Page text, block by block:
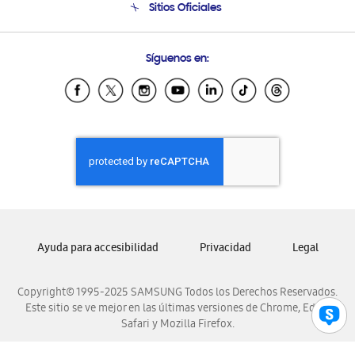
Condiciones de Compra
Soporte vía eMail
Sitios Oficiales
Samsung Ecuador
Samsung El Salvador
Samsung Honduras
Samsung Nicaragua
Samsung Panamá
Samsung Venezuela
Síguenos en:
Copyright© 1995-2025 SAMSUNG Todos los Derechos Reservados.
Este sitio se ve mejor en las últimas versiones de Chrome, Edge,
Safari y Mozilla Firefox.
Ayuda para accesibilidad Privacidad Legal